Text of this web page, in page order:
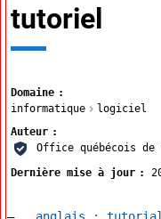
tutoriel
Domaine
informatique
logiciel
Auteur
Office québécois
Dernière mise à jour
Accéder à la fiche
anglais : tutorial